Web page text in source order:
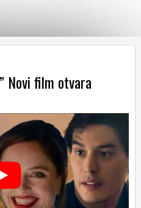
Novi film otvara